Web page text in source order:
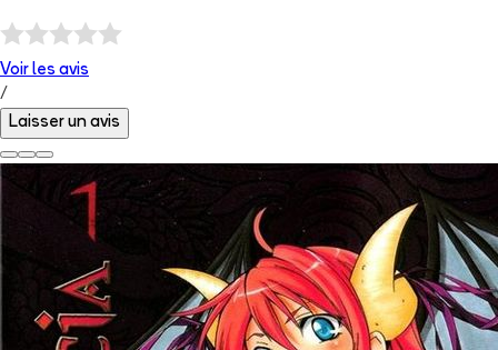
Voir les avis
/
Laisser un avis